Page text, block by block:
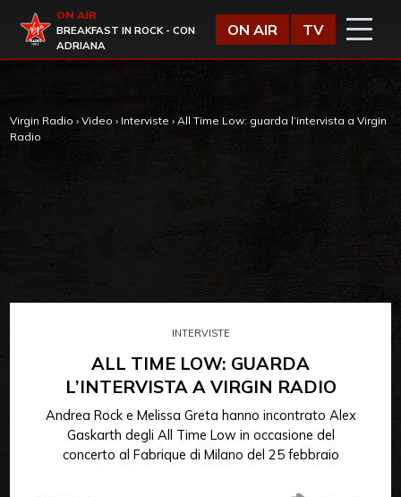
Virgin Radio
ON AIR
BREAKFAST IN ROCK - CON
ADRIANA
ON AIR TV
Virgin Radio › Video › Interviste › All Time Low: guarda l’intervista a Virgin
Radio
INTERVISTE
ALL TIME LOW: GUARDA
L’INTERVISTA A VIRGIN RADIO
Andrea Rock e Melissa Greta hanno incontrato Alex
Gaskarth degli All Time Low in occasione del
concerto al Fabrique di Milano del 25 febbraio